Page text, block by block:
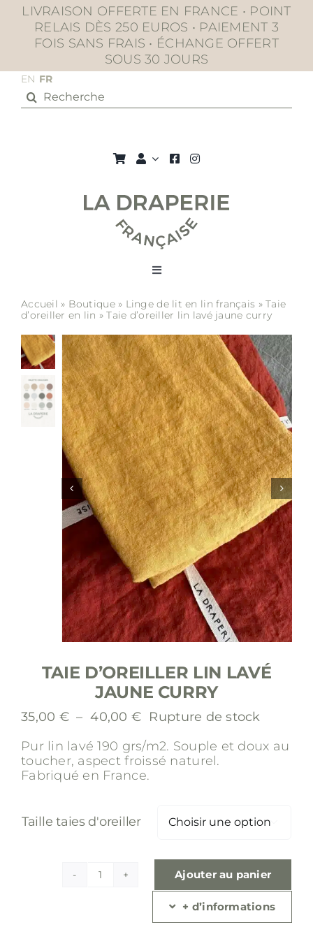
Passer
contenu
LIVRAISON OFFERTE EN FRANCE • POINT
RELAIS DÈS 250 EUROS • PAIEMENT 3
FOIS SANS FRAIS • ÉCHANGE OFFERT
SOUS 30 JOURS
EN FR
Rechercher:
Toggle
La boutique
Soldes
Matières
Entretien
Partenaires
Accueil » Boutique» Linge de lit en lin français »Taie
d’oreiller en lin »Taie d’oreiller lin lavé jaune curry
TAIE D’OREILLER LIN LAVÉ
JAUNE CURRY
35,00 € – 40,00 €Plage
prix :
35,00 €
à
Rupture de stock
Pur lin lavé 190 grs/m2. Souple et doux au
toucher, aspect froissé naturel.
Fabriqué en France.
Taille taies d'oreiller 
quantité
d'oreiller
Ajouter au panier
+ d’informations